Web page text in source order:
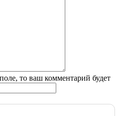
то ваш комментарий будет